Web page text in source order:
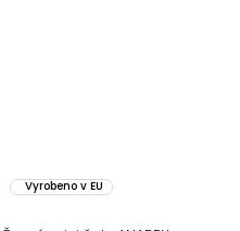
Vyrobeno v EU